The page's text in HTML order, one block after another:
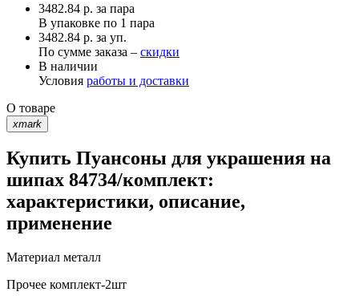
3482.84 р. за пара
В упаковке по 1 пара
3482.84 р. за уп.
По сумме заказа – скидки
В наличии
Условия работы и доставки
О товаре
xmark
Купить Пуансоны для украшения на
шипах 84734/комплект:
характеристики, описание,
применение
Материал металл
Прочее комплект-2шт